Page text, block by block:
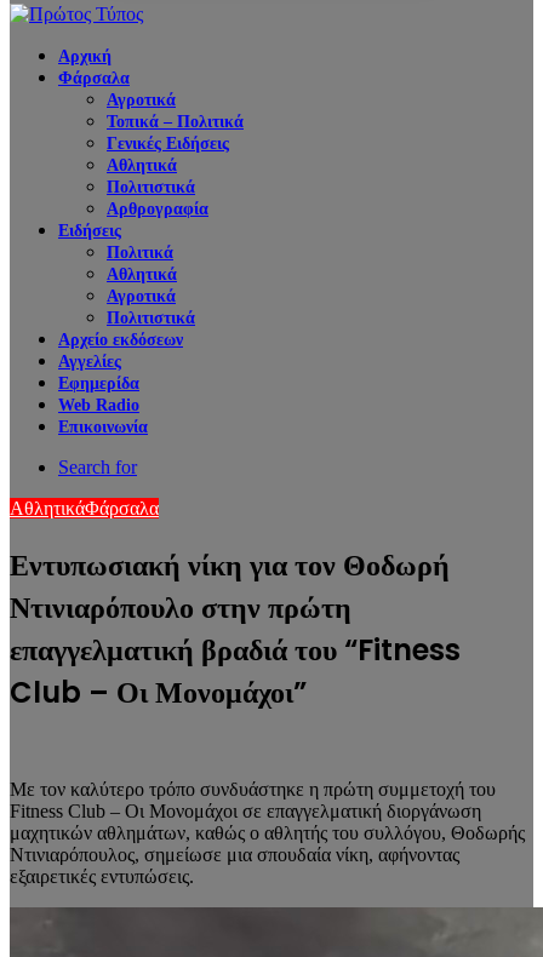
Αρχική
Φάρσαλα
Αγροτικά
Τοπικά – Πολιτικά
Γενικές Ειδήσεις
Αθλητικά
Πολιτιστικά
Αρθρογραφία
Ειδήσεις
Πολιτικά
Αθλητικά
Αγροτικά
Πολιτιστικά
Αρχείο εκδόσεων
Αγγελίες
Εφημερίδα
Web Radio
Επικοινωνία
Search for
ΑθλητικάΦάρσαλα
Εντυπωσιακή νίκη για τον Θοδωρή
Ντινιαρόπουλο στην πρώτη
επαγγελματική βραδιά του “Fitness
Club – Οι Μονομάχοι”
Με τον καλύτερο τρόπο συνδυάστηκε η πρώτη συμμετοχή του
Fitness Club – Οι Μονομάχοι σε επαγγελματική διοργάνωση
μαχητικών αθλημάτων, καθώς ο αθλητής του συλλόγου, Θοδωρής
Ντινιαρόπουλος, σημείωσε μια σπουδαία νίκη, αφήνοντας
εξαιρετικές εντυπώσεις.